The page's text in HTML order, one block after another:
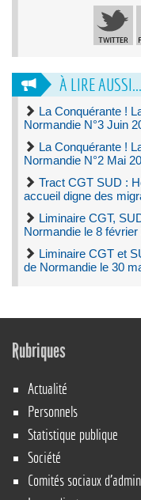
À LIRE AUSSI...
La Conquérante !
Normandie N°3 Juin
La Conquérante !
Normandie N°2 Mai
Tract CGT SUD :
accueil digne des
Liminaire CGT,
Normandie le 8 février
Liminaire CGT et
de Normandie le 30
Rubriques
Actualité
Personnels
Statistique publique
Société
Comités sociaux